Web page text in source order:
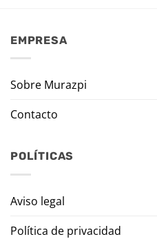
EMPRESA
Sobre Murazpi
Contacto
POLÍTICAS
Aviso legal
Política de privacidad